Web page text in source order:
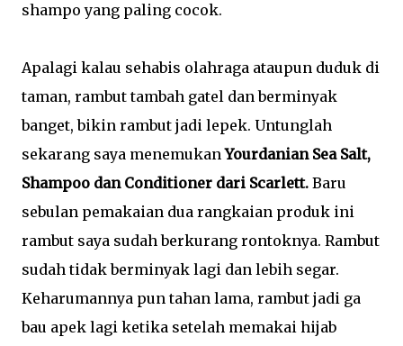
shampo yang paling cocok.
Apalagi kalau sehabis olahraga ataupun duduk di
taman, rambut tambah gatel dan berminyak
banget, bikin rambut jadi lepek. Untunglah
sekarang saya menemukanYourdanian Sea Salt,
Shampoo dan Conditioner dari Scarlett. Baru
sebulan pemakaian dua rangkaian produk ini
rambut saya sudah berkurang rontoknya. Rambut
sudah tidak berminyak lagi dan lebih segar.
Keharumannya pun tahan lama, rambut jadi ga
bau apek lagi ketika setelah memakai hijab